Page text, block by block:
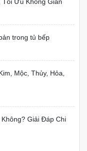
trong tủ bếp
Mộc, Thủy, Hỏa,
Giải Đáp Chi